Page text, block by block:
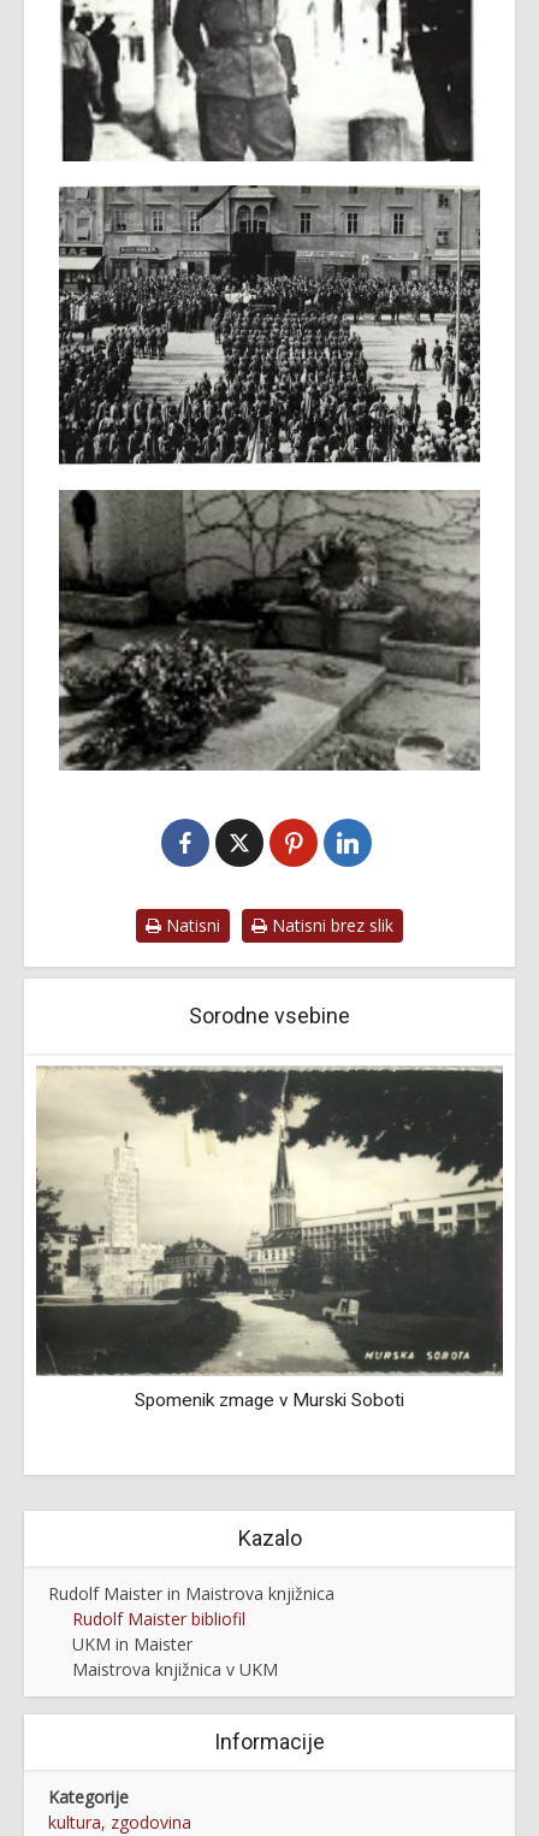
Natisni Natisni brez slik
Sorodne vsebine
Spomenik zmage v Murski Soboti
Kazalo
Rudolf Maister in Maistrova knjižnica
Rudolf Maister bibliofil
UKM in Maister
Maistrova knjižnica v UKM
Informacije
Kategorije
kultura, zgodovina